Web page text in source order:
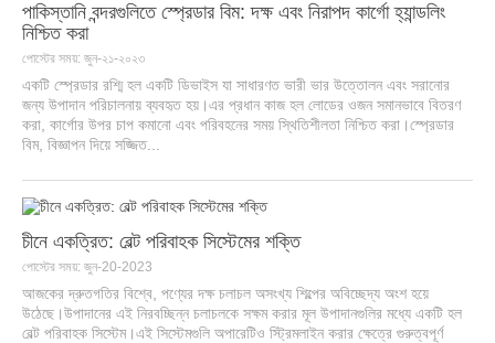
পাকিস্তানি বন্দরগুলিতে স্প্রেডার বিম: দক্ষ এবং নিরাপদ কার্গো হ্যান্ডলিং
নিশ্চিত করা
পোস্টের সময়: জুন-২১-২০২৩
একটি স্প্রেডার রশ্মি হল একটি ডিভাইস যা সাধারণত ভারী ভার উত্তোলন এবং সরানোর
জন্য উপাদান পরিচালনায় ব্যবহৃত হয়।এর প্রধান কাজ হল লোডের ওজন সমানভাবে বিতরণ
করা, কার্গোর উপর চাপ কমানো এবং পরিবহনের সময় স্থিতিশীলতা নিশ্চিত করা।স্প্রেডার
বিম, বিজ্ঞাপন দিয়ে সজ্জিত...
চীনে একত্রিত: বেল্ট পরিবাহক সিস্টেমের শক্তি
পোস্টের সময়: জুন-20-2023
আজকের দ্রুতগতির বিশ্বে, পণ্যের দক্ষ চলাচল অসংখ্য শিল্পের অবিচ্ছেদ্য অংশ হয়ে
উঠেছে।উপাদানের এই নিরবচ্ছিন্ন চলাচলকে সক্ষম করার মূল উপাদানগুলির মধ্যে একটি হল
বেল্ট পরিবাহক সিস্টেম।এই সিস্টেমগুলি অপারেটিও স্ট্রিমলাইন করার ক্ষেত্রে গুরুত্বপূর্ণ